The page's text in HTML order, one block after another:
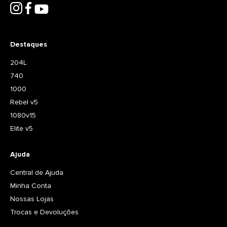
Destaques
204L
740
1000
Rebel v5
1080v15
Elite v5
Ajuda
Central de Ajuda
Minha Conta
Nossas Lojas
Trocas e Devoluções